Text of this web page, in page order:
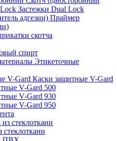
Застежки Dual Lock
Праймер
скотча
спирт
Этикеточные
Каски защитные V-Gard
V-Gard 500
V-Gard 930
V-Gard 950
стеклоткани